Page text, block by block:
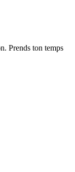
Prends ton temps